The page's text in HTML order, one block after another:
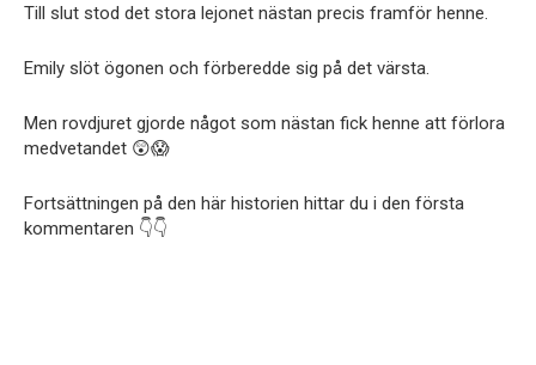
Till slut stod det stora lejonet nästan precis framför henne.
Emily slöt ögonen och förberedde sig på det värsta.
Men rovdjuret gjorde något som nästan fick henne att förlora
medvetandet 😲😱
Fortsättningen på den här historien hittar du i den första
kommentaren 👇👇